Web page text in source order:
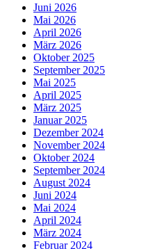
Juni 2026
Mai 2026
April 2026
März 2026
Oktober 2025
September 2025
Mai 2025
April 2025
März 2025
Januar 2025
Dezember 2024
November 2024
Oktober 2024
September 2024
August 2024
Juni 2024
Mai 2024
April 2024
März 2024
Februar 2024